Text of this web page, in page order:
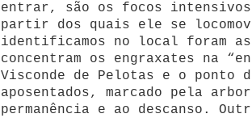
entrar, são os focos
partir dos quais ele se
identificamos no local foram as
concentram os engraxates na
Visconde de Pelotas e o ponto
aposentados, marcado pela
permanência e ao descanso.